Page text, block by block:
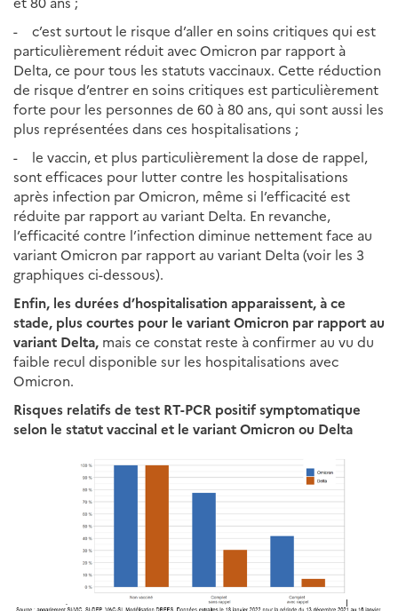
- c’est surtout le risque d’aller en soins critiques qui est
particulièrement réduit avec Omicron par rapport à
Delta, ce pour tous les statuts vaccinaux. Cette réduction
de risque d’entrer en soins critiques est particulièrement
forte pour les personnes de 60 à 80 ans, qui sont aussi les
plus représentées dans ces hospitalisations ;
- le vaccin, et plus particulièrement la dose de rappel,
sont efficaces pour lutter contre les hospitalisations
après infection par Omicron, même si l’efficacité est
réduite par rapport au variant Delta. En revanche,
l’efficacité contre l’infection diminue nettement face au
variant Omicron par rapport au variant Delta (voir les 3
graphiques ci-dessous).
Enfin, les durées d’hospitalisation apparaissent, à ce
stade, plus courtes pour le variant Omicron par rapport au
variant Delta, mais ce constat reste à confirmer au vu du
faible recul disponible sur les hospitalisations avec
Omicron.
Risques relatifs de test RT-PCR positif symptomatique
selon le statut vaccinal et le variant Omicron ou Delta